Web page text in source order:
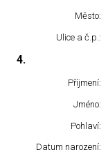
Město:
Ulice a č.p.:
4.
Příjmení:
Jméno:
Pohlaví:
Datum narození: